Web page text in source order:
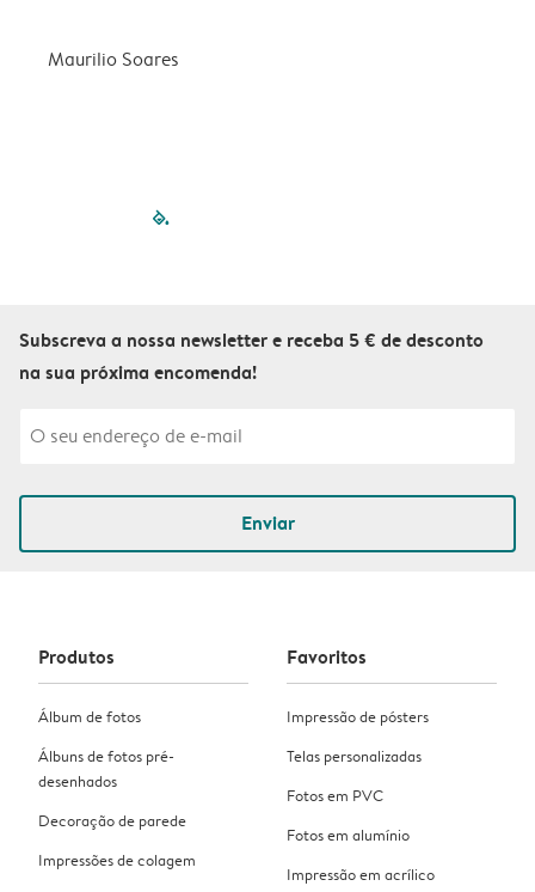
Maurilio Soares
filled-pagination
Subscreva a nossa newsletter e receba 5 € de desconto
na sua próxima encomenda!
Enviar
Produtos
Álbum de fotos
Álbuns de fotos pré-
desenhados
Decoração de parede
Impressões de colagem
Favoritos
Impressão de pósters
Telas personalizadas
Fotos em PVC
Fotos em alumínio
Impressão em acrílico